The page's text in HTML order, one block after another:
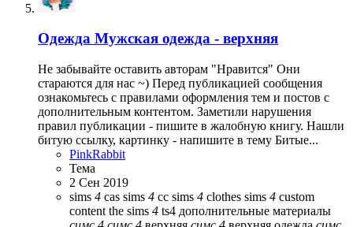
Одежда Мужская одежда - верхняя
Не забывайте оставить авторам "Нравится" Они
стараются для нас ~) Перед публикацией сообщения
ознакомьтесь с правилами оформления тем и постов с
дополнительным контентом. Заметили нарушения
правил публикации - пишите в жалобную книгу. Нашли
битую ссылку, картинку - напишите в тему Битые...
PinkRabbit
Тема
2 Сен 2019
sims 4 cas sims 4 cc sims 4 clothes sims 4 custom
content the sims 4 ts4 дополнительные материалы